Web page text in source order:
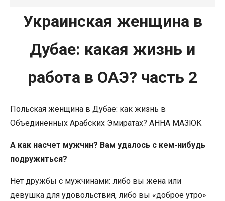
Украинская женщина в
Дубае: какая жизнь и
работа в ОАЭ? часть 2
Польская женщина в Дубае: как жизнь в
Объединенных Арабских Эмиратах? АННА МАЗЮК
А как насчет мужчин? Вам удалось с кем-нибудь
подружиться?
Нет дружбы с мужчинами: либо вы жена или
девушка для удовольствия, либо вы «доброе утро»